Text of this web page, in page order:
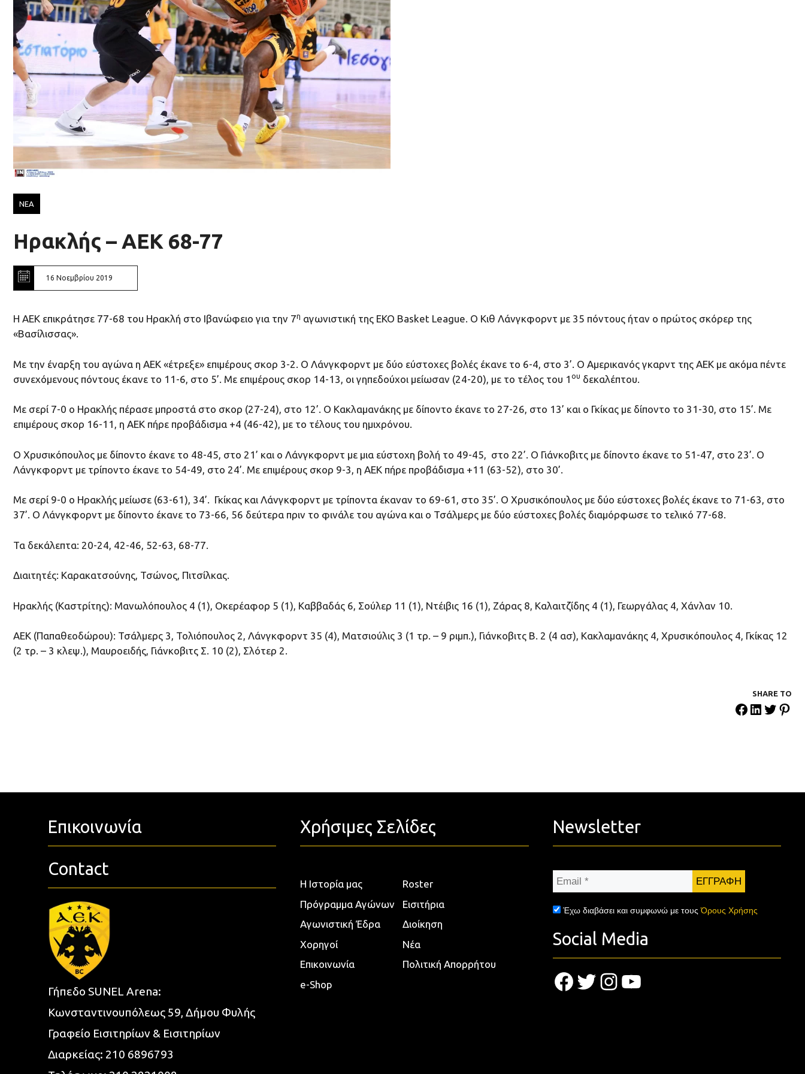
ΝΕΑ
Ηρακλής – ΑΕΚ 68-77
16 Νοεμβρίου 2019
Η ΑΕΚ επικράτησε 77-68 του Ηρακλή στο Ιβανώφειο για την 7η αγωνιστική της EKO Basket League. Ο Κιθ Λάνγκφορντ με 35 πόντους ήταν ο πρώτος σκόρερ της
«Βασίλισσας».
Με την έναρξη του αγώνα η ΑΕΚ «έτρεξε» επιμέρους σκορ 3-2. Ο Λάνγκφορντ με δύο εύστοχες βολές έκανε το 6-4, στο 3’. Ο Αμερικανός γκαρντ της ΑΕΚ με ακόμα πέντε
συνεχόμενους πόντους έκανε το 11-6, στο 5’. Με επιμέρους σκορ 14-13, οι γηπεδούχοι μείωσαν (24-20), με το τέλος του 1 ου δεκαλέπτου.
Με σερί 7-0 ο Ηρακλής πέρασε μπροστά στο σκορ (27-24), στο 12’. Ο Κακλαμανάκης με δίποντο έκανε το 27-26, στο 13’ και ο Γκίκας με δίποντο το 31-30, στο 15’. Με
επιμέρους σκορ 16-11, η ΑΕΚ πήρε προβάδισμα +4 (46-42), με το τέλους του ημιχρόνου.
Ο Χρυσικόπουλος με δίποντο έκανε το 48-45, στο 21’ και ο Λάνγκφορντ με μια εύστοχη βολή το 49-45, στο 22’. Ο Γιάνκοβιτς με δίποντο έκανε το 51-47, στο 23’. Ο
Λάνγκφορντ με τρίποντο έκανε το 54-49, στο 24’. Με επιμέρους σκορ 9-3, η ΑΕΚ πήρε προβάδισμα +11 (63-52), στο 30’.
Με σερί 9-0 ο Ηρακλής μείωσε (63-61), 34’. Γκίκας και Λάνγκφορντ με τρίποντα έκαναν το 69-61, στο 35’. Ο Χρυσικόπουλος με δύο εύστοχες βολές έκανε το 71-63, στο
37’. Ο Λάνγκφορντ με δίποντο έκανε το 73-66, 56 δεύτερα πριν το φινάλε του αγώνα και ο Τσάλμερς με δύο εύστοχες βολές διαμόρφωσε το τελικό 77-68.
Τα δεκάλεπτα: 20-24, 42-46, 52-63, 68-77.
Διαιτητές: Καρακατσούνης, Τσώνος, Πιτσίλκας.
Ηρακλής (Καστρίτης): Μανωλόπουλος 4 (1), Οκερέαφορ 5 (1), Καββαδάς 6, Σούλερ 11 (1), Ντέιβις 16 (1), Ζάρας 8, Καλαιτζίδης 4 (1), Γεωργάλας 4, Χάνλαν 10.
ΑΕΚ (Παπαθεοδώρου): Τσάλμερς 3, Τολιόπουλος 2, Λάνγκφορντ 35 (4), Ματσιούλις 3 (1 τρ. – 9 ριμπ.), Γιάνκοβιτς Β. 2 (4 ασ), Κακλαμανάκης 4, Χρυσικόπουλος 4, Γκίκας 12
(2 τρ. – 3 κλεψ.), Μαυροειδής, Γιάνκοβιτς Σ. 10 (2), Σλότερ 2.
SHARE ΤΟ
Επικοινωνία
Contact
Γήπεδο SUNEL Arena:
Κωνσταντινουπόλεως 59, Δήμου Φυλής
Γραφείο Εισιτηρίων & Εισιτηρίων
Διαρκείας: 210 6896793
Χρήσιμες Σελίδες
Η Ιστορία μας
Roster
Πρόγραμμα Αγώνων
Εισιτήρια
Αγωνιστική Έδρα
Διοίκηση
Χορηγοί
Νέα
Επικοινωνία
Πολιτική Απορρήτου
e-Shop
Newsletter
Email
Έχω διαβάσει και συμφωνώ με τουςΌρους Χρήσης
Social Media
Facebook
TwitterInstagram
YouTube